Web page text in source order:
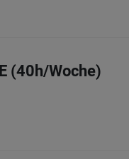
(40h/Woche)